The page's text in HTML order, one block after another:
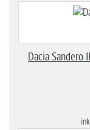
Dacia Sandero